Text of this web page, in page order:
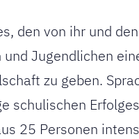
den von ihr und
Jugendlichen
zu geben.
schulischen
25 Personen